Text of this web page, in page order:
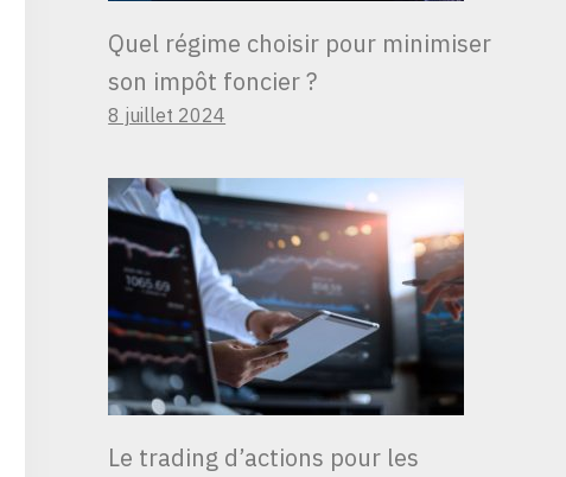
Quel régime choisir pour minimiser
son impôt foncier ?
8 juillet 2024
Le trading d’actions pour les